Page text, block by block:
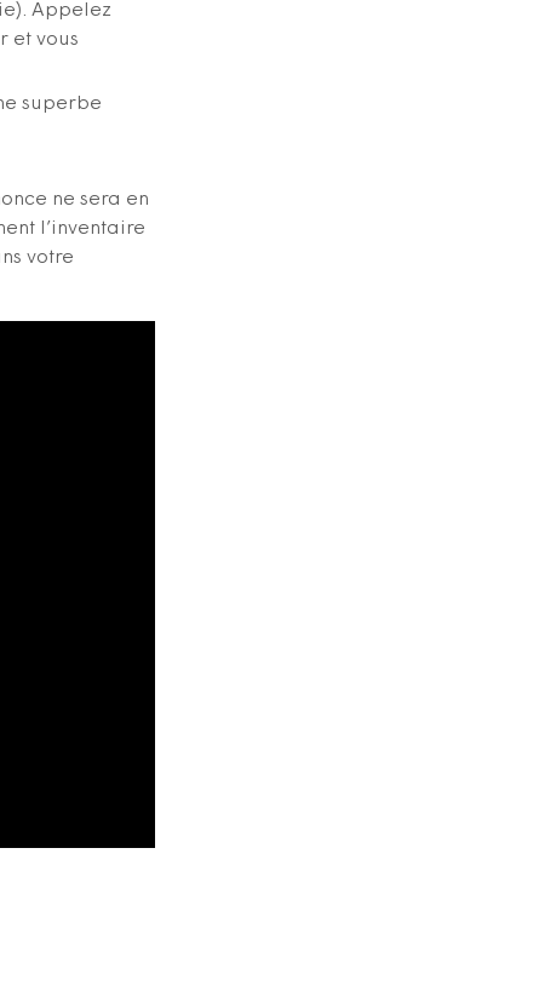
Appelez
et vous
superbe
ne sera en
l’inventaire
votre